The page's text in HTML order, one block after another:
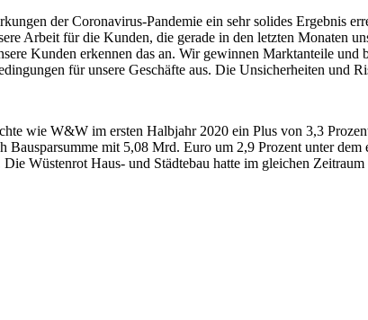
der Coronavirus-Pandemie ein sehr solides Ergebnis
Arbeit für die Kunden, die gerade in den letzten Monaten
Kunden erkennen das an. Wir gewinnen Marktanteile und
für unsere Geschäfte aus. Die Unsicherheiten und
wie W&W im ersten Halbjahr 2020 ein Plus von 3,3
Bausparsumme mit 5,08 Mrd. Euro um 2,9 Prozent unter
Wüstenrot Haus- und Städtebau hatte im gleichen